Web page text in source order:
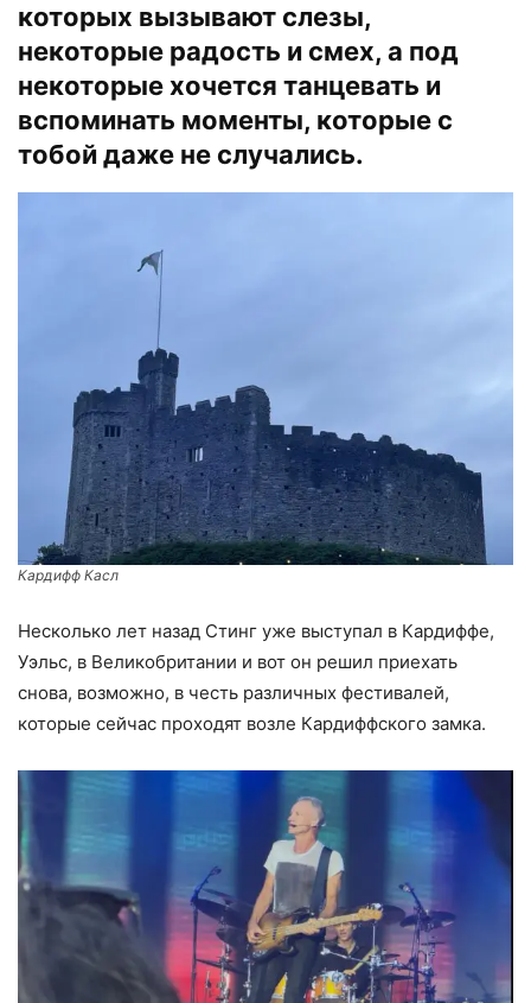
которых вызывают слезы,
некоторые радость и смех, а под
некоторые хочется танцевать и
вспоминать моменты, которые с
тобой даже не случались.
Кардифф Касл
Несколько лет назад Стинг уже выступал в Кардиффе,
Уэльс, в Великобритании и вот он решил приехать
снова, возможно, в честь различных фестивалей,
которые сейчас проходят возле Кардиффского замка.